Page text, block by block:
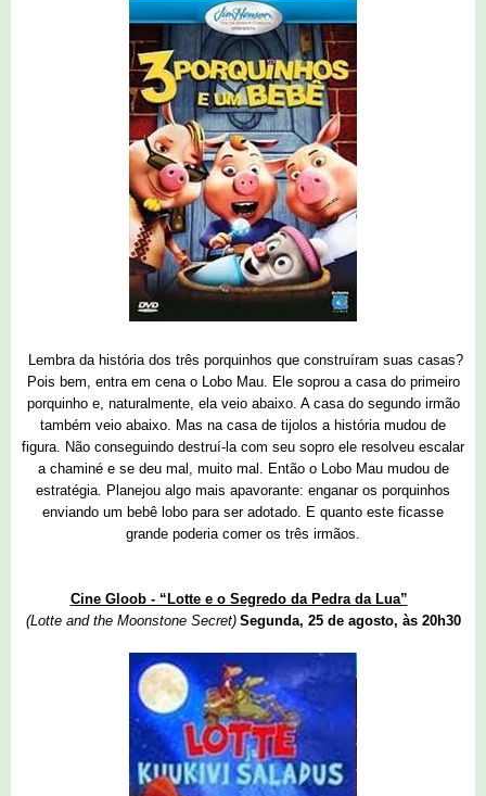
Lembra da história dos três porquinhos que construíram suas casas?
Pois bem, entra em cena o Lobo Mau. Ele soprou a casa do primeiro
porquinho e, naturalmente, ela veio abaixo. A casa do segundo irmão
também veio abaixo. Mas na casa de tijolos a história mudou de
figura. Não conseguindo destruí-la com seu sopro ele resolveu escalar
a chaminé e se deu mal, muito mal. Então o Lobo Mau mudou de
estratégia. Planejou algo mais apavorante: enganar os porquinhos
enviando um bebê lobo para ser adotado. E quanto este ficasse
grande poderia comer os três irmãos.
Cine Gloob - “Lotte e o Segredo da Pedra da Lua”
(Lotte and the Moonstone Secret) Segunda, 25 de agosto, às 20h30